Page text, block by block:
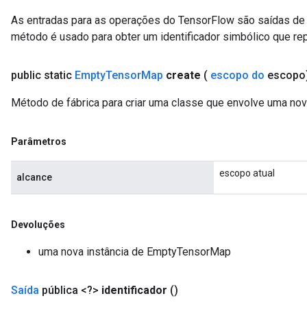
As entradas para as operações do TensorFlow são saídas
método é usado para obter um identificador simbólico que
public static EmptyTensorMap create ( escopo do
Método de fábrica para criar uma classe que envolve uma
Parâmetros
alcance escopo atual
Devoluções
uma nova instância de EmptyTensorMap
Saída pública <?> identificador ()